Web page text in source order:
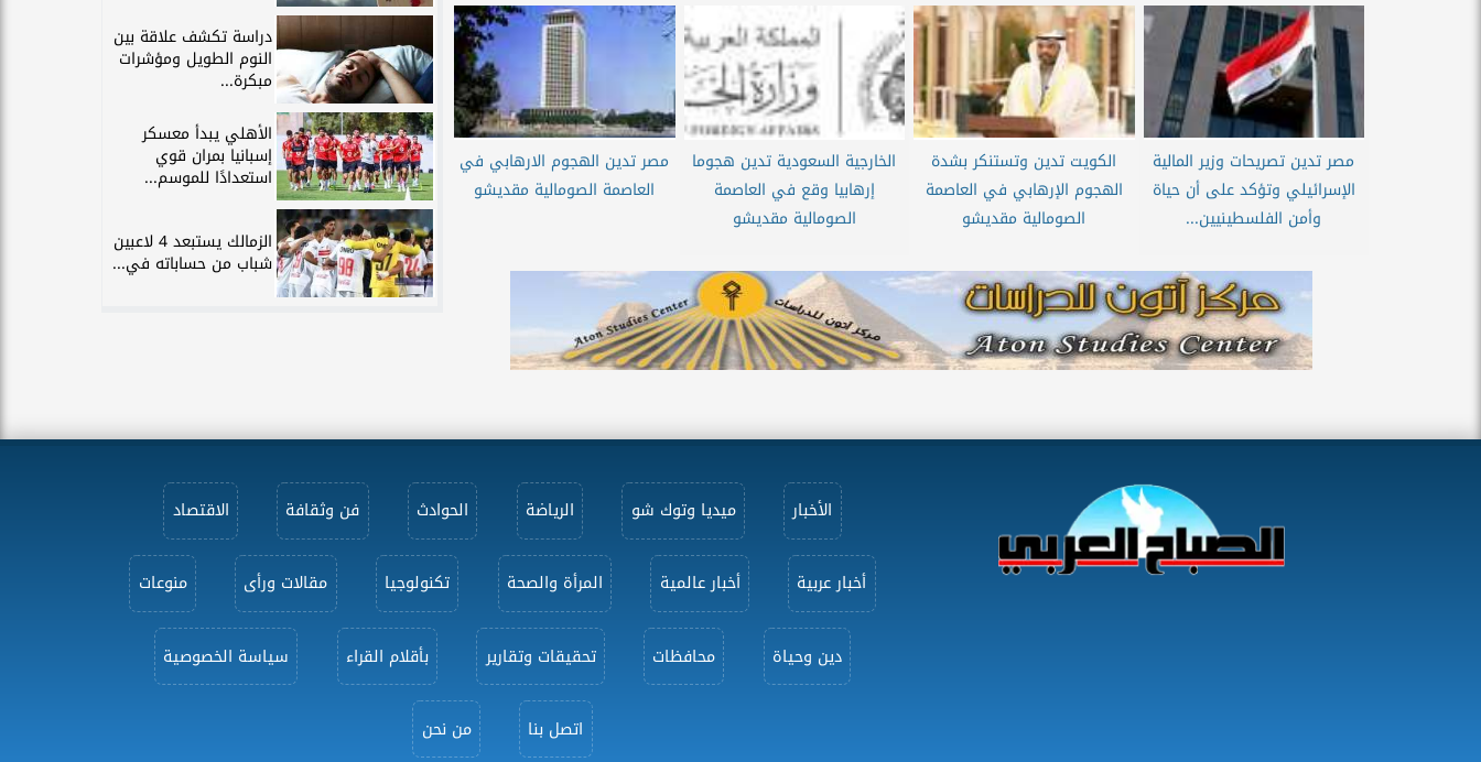
مصر تدين تصريحات وزير المالية
الإسرائيلي وتؤكد على أن حياة
وأمن الفلسطينيين...
الكويت تدين وتستنكر بشدة
الهجوم الإرهابي في العاصمة
الصومالية مقديشو
الخارجية السعودية تدين هجوما
إرهابيا وقع في العاصمة
الصومالية مقديشو
مصر تدين الهجوم الارهابي في
العاصمة الصومالية مقديشو
دراسة تكشف علاقة بين
النوم الطويل ومؤشرات
مبكرة...
الأهلي يبدأ معسكر
إسبانيا بمران قوي
استعدادًا للموسم...
الزمالك يستبعد 4 لاعبين
شباب من حساباته في...
الأخبار ميديا وتوك شو الرياضة الحوادث فن وثقافة الاقتصاد
أخبار عربية أخبار عالمية المرأة والصحة تكنولوجيا مقالات ورأى منوعات
دين وحياة محافظات تحقيقات وتقارير بأقلام القراء سياسة الخصوصية
اتصل بنا من نحن